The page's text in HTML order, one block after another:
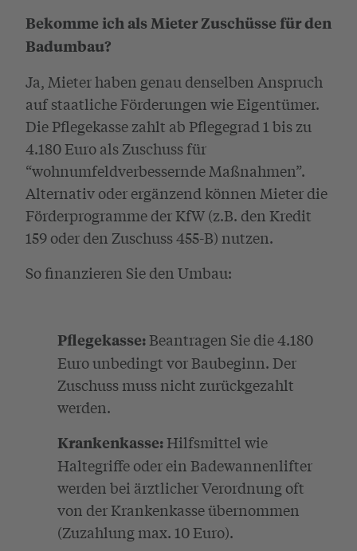
Bekomme ich als Mieter Zuschüsse für den
Badumbau?
Ja, Mieter haben genau denselben Anspruch
auf staatliche Förderungen wie Eigentümer.
Die Pflegekasse zahlt ab Pflegegrad 1 bis zu
4.180 Euro als Zuschuss für
“wohnumfeldverbessernde Maßnahmen”.
Alternativ oder ergänzend können Mieter die
Förderprogramme der KfW (z.B. den Kredit
159 oder den Zuschuss 455-B) nutzen.
So finanzieren Sie den Umbau:
Pflegekasse:Beantragen Sie die 4.180
Euro unbedingt vor Baubeginn. Der
Zuschuss muss nicht zurückgezahlt
werden.
Krankenkasse:Hilfsmittel wie
Haltegriffe oder ein Badewannenlifter
werden bei ärztlicher Verordnung oft
von der Krankenkasse übernommen
(Zuzahlung max. 10 Euro).